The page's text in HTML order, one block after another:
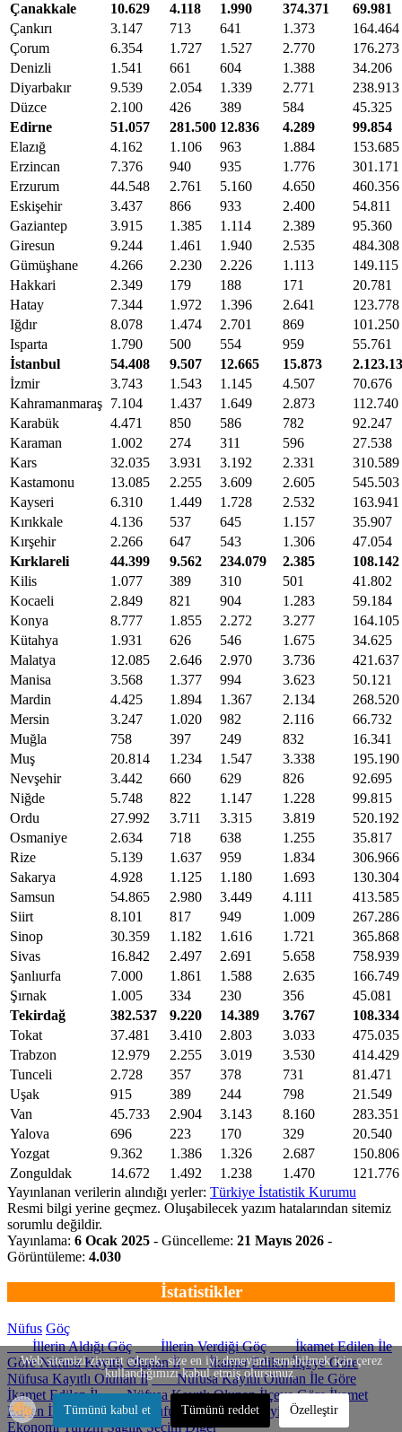
Çanakkale
10.629 4.118 1.990 374.371
69.981
Çankırı
3.147 713 641 1.373
164.464
Çorum
6.354 1.727 1.527 2.770
176.273
Denizli
1.541 661 604 1.388
34.206
Diyarbakır
9.539 2.054 1.339 2.771
238.913
Düzce
2.100 426 389 584
45.325
Edirne
51.057 281.500 12.836 4.289
99.854
Elazığ
4.162 1.106 963 1.884
153.685
Erzincan
7.376 940 935 1.776
301.171
Erzurum
44.548 2.761 5.160 4.650
460.356
Eskişehir
3.437 866 933 2.400
54.811
Gaziantep
3.915 1.385 1.114 2.389
95.360
Giresun
9.244 1.461 1.940 2.535
484.308
Gümüşhane
4.266 2.230 2.226 1.113
149.115
Hakkari
2.349 179 188 171
20.781
Hatay
7.344 1.972 1.396 2.641
123.778
Iğdır
8.078 1.474 2.701 869
101.250
Isparta
1.790 500 554 959
55.761
İstanbul
54.408 9.507 12.665 15.873
İzmir
3.743 1.543 1.145 4.507
70.676
Kahramanmaraş 7.104 1.437 1.649 2.873
112.740
Karabük
4.471 850 586 782
92.247
Karaman
1.002 274 311 596
27.538
Kars
32.035 3.931 3.192 2.331
310.589
Kastamonu
13.085 2.255 3.609 2.605
545.503
Kayseri
6.310 1.449 1.728 2.532
163.941
Kırıkkale
4.136 537 645 1.157
35.907
Kırşehir
2.266 647 543 1.306
47.054
Kırklareli
44.399 9.562 234.079 2.385
108.142
Kilis
1.077 389 310 501
41.802
Kocaeli
2.849 821 904 1.283
59.184
Konya
8.777 1.855 2.272 3.277
164.105
Kütahya
1.931 626 546 1.675
34.625
Malatya
12.085 2.646 2.970 3.736
421.637
Manisa
3.568 1.377 994 3.623
50.121
Mardin
4.425 1.894 1.367 2.134
268.520
Mersin
3.247 1.020 982 2.116
66.732
Muğla
758 397 249 832
16.341
Muş
20.814 1.234 1.547 3.338
195.190
Nevşehir
3.442 660 629 826
92.695
Niğde
5.748 822 1.147 1.228
99.815
Ordu
27.992 3.711 3.315 3.819
520.192
Osmaniye
2.634 718 638 1.255
35.817
Rize
5.139 1.637 959 1.834
306.966
Sakarya
4.928 1.125 1.180 1.693
130.304
Samsun
54.865 2.980 3.449 4.111
413.585
Siirt
8.101 817 949 1.009
267.286
Sinop
30.359 1.182 1.616 1.721
365.868
Sivas
16.842 2.497 2.691 5.658
758.939
Şanlıurfa
7.000 1.861 1.588 2.635
166.749
Şırnak
1.005 334 230 356
45.081
Tekirdağ
382.537 9.220 14.389 3.767
108.334
Tokat
37.481 3.410 2.803 3.033
475.035
Trabzon
12.979 2.255 3.019 3.530
414.429
Tunceli
2.728 357 378 731
81.471
Uşak
915 389 244 798
21.549
Van
45.733 2.904 3.143 8.160
283.351
Yalova
696 223 170 329
20.540
Yozgat
9.362 1.386 1.326 2.687
150.806
Zonguldak
14.672 1.492 1.238 1.470
121.776
Yayınlanan verilerin alındığı yerler: Türkiye İstatistik Kurumu
Resmi bilgi yerine geçmez. Oluşabilecek yazım hatalarından sitemiz
sorumlu değildir.
Yayınlama: 6 Ocak 2025 - Güncelleme: 21 Mayıs 2026 -
Görüntüleme: 4.030
İstatistikler
Nüfus Göç
İllerin Aldığı Göç
İllerin Verdiği Göç
İkamet Edilen İle
Göre Nüfusa Kayıtlı Olunan İl
İkamet Edilen İlçeye Göre
Nüfusa Kayıtlı Olunan İl
Nüfusa Kayıtlı Olunan İle Göre
İkamet Edilen İl
Nüfusa Kayıtlı Olunan İlçeye Göre İkamet
Edilen İl
Göç Eden Nüfusun Eğitim Düzeyi
Ekonomi Turizm Sağlık Seçim Diğer
Web sitemizi ziyaret ederek, size en iyi deneyimi sunabilmek için çerez
kullandığımızı kabul etmiş olursunuz.
Tümünü kabul et Tümünü reddet Özelleştir